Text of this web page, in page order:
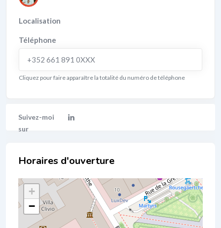
Localisation
Téléphone
+352 661 891 0XXX
Cliquez pour faire apparaître la totalité du numéro de téléphone
Localisation
+
−